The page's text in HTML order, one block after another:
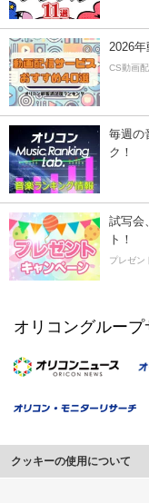
2026年
CS動画
毎週の
ク！
試写会
ト！
プレゼン
オリコングループ
クッキーの使用について
このサイトでは Cookie を